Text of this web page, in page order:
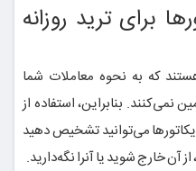
برای ترید روزانه
هستند که به نحوه معاملات شما
نمی‌کنند. بنابراین، استفاده از
می‌توانید تشخیص دهید
آن خارج شوید یا آنرا نگه‌دارید.